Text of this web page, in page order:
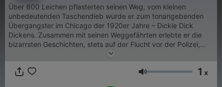
Über 800 Leichen pflasterten seinen Weg, vom kleinen
unbedeutenden Taschendieb wurde er zum tonangebenden
Übergangster im Chicago der 1920er Jahre – Dickie Dick
Dickens. Zusammen mit seinen Weggefährten erlebte er die
bizarrsten Geschichten, stets auf der Flucht vor der Polizei,
gerecht im Kampf gegen skrupellose Bosse und Banden. Mit
Susanne Schrader, Hans-Peter Hallwachs, Jens Wawrczeck
Volumen 1 x